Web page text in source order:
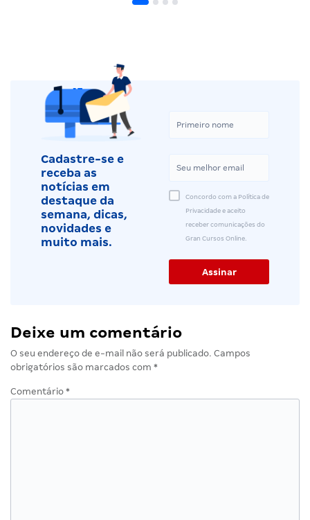
Cadastre-se e
receba as
notícias em
destaque da
semana, dicas,
novidades e
muito mais.
Concordo com a Política de
Privacidade e aceito
receber comunicações do
Gran Cursos Online.
Deixe um comentário
O seu endereço de e-mail não será publicado. Campos
obrigatórios são marcados com *
Comentário *